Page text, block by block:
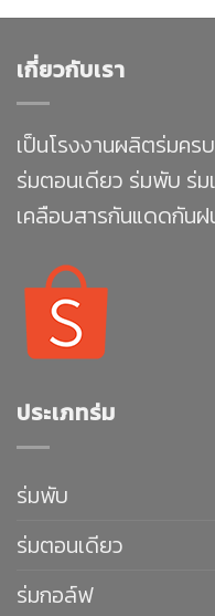
เกี่ยวกับเรา
เป็นโรงงานผลิตร่มค
ร่มตอนเดียว ร่มพับ ร่ม
เคลือบสารกันแดดกัน
ประเภทร่ม
ร่มพับ
ร่มตอนเดียว
ร่มกอล์ฟ